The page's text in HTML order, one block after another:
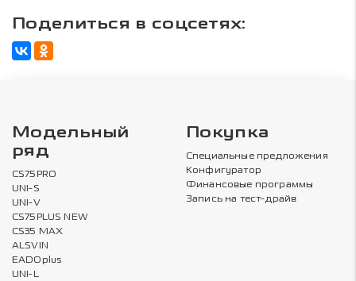
Поделиться в соцсетях:
Модельный
ряд
CS75PRO
UNI-S
UNI-V
CS75PLUS NEW
CS35 MAX
ALSVIN
EADOplus
UNI-L
Покупка
Специальные предложения
Конфигуратор
Финансовые программы
Запись на тест-драйв